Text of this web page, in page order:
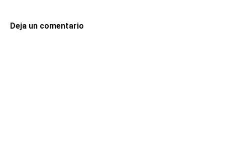
Deja un comentario